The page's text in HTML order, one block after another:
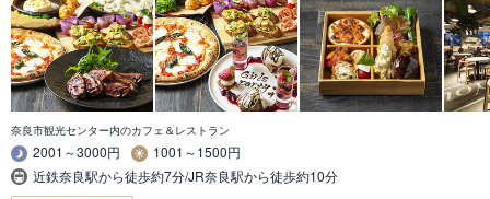
奈良市観光センター内のカフェ＆レストラン
2001～3000円
1001～1500円
近鉄奈良駅から徒歩約7分/JR奈良駅から徒歩約10分